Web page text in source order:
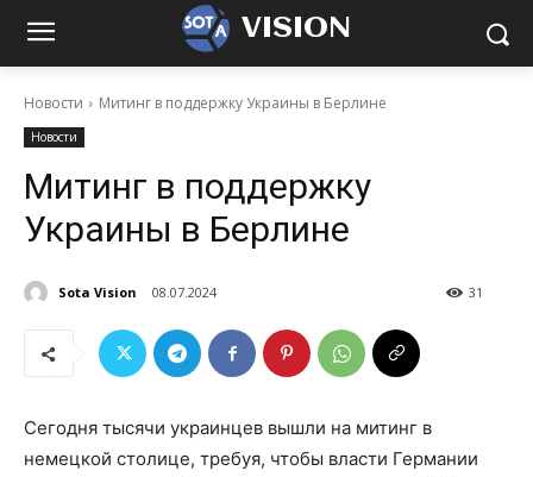
VISION
Новости Митинг в поддержку Украины в Берлине
Новости
Митинг в поддержку
Украины в Берлине
Sota Vision 08.07.2024 31
Сегодня тысячи украинцев вышли на митинг в
немецкой столице, требуя, чтобы власти Германии